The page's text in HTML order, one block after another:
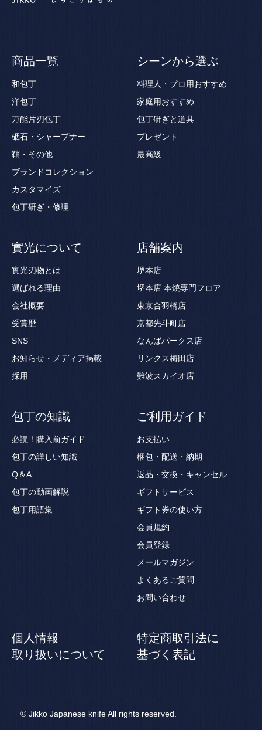
商品一覧
和包丁
洋包丁
万能片刃包丁
砥石・シャープナー
鞘・その他
ブランドコレクション
カスタマイズ
包丁研ぎ・修理
シーンから選ぶ
料理人・プロ用おすすめ
家庭用おすすめ
包丁研ぎと道具
プレゼント
最高級
實光について
實光刃物とは
選ばれる理由
会社概要
受賞歴
SNS
お知らせ・メディア掲載
採用
店舗案内
堺本店
堺本店 本焼専門フロア
東京合羽橋店
京都先斗町店
なんばパークス店
リンクス梅田店
難波スカイオ店
包丁の知識
必読！購入前ガイド
包丁の詳しい知識
Q＆A
包丁の動画解説
包丁用語集
ご利用ガイド
お支払い
梱包・配送・納期
返品・交換・キャンセル
ギフトサービス
ギフト券の使い方
会員規約
会員登録
メールマガジン
よくあるご質問
お問い合わせ
個人情報
取り扱いについて
特定商取引法に
基づく表記
© Jikko Japanese knife All rights reserved.